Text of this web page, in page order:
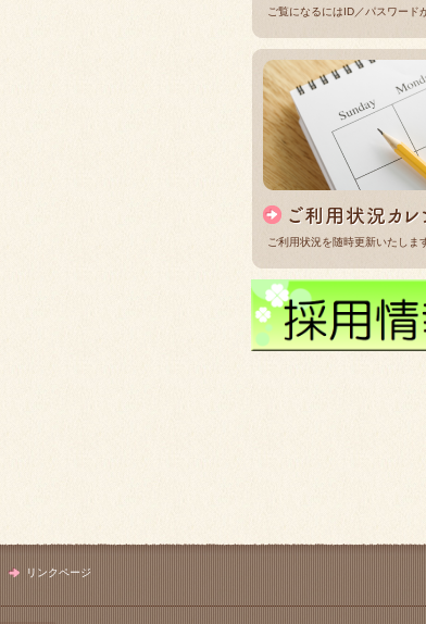
ご覧になるにはID／パスワード
ご利用状況を随時更新いたしま
リンクページ